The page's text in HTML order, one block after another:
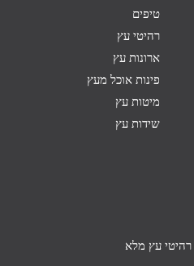
טיפים
רהיטי עץ
ארונות עץ
פינות אוכל מעץ
מיטות עץ
שידות עץ
רהיטי עץ מלא